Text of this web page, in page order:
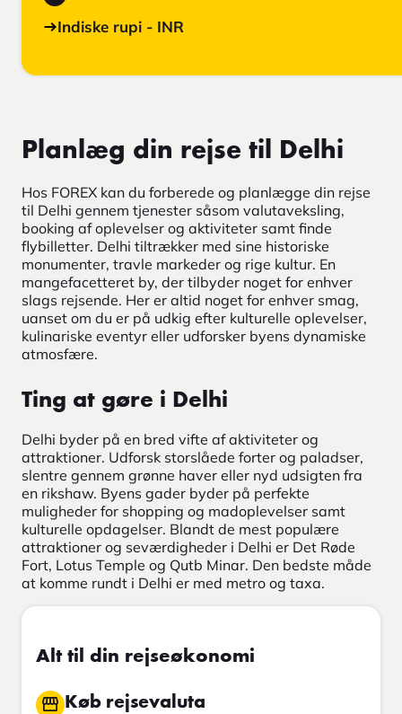
Indiske rupi - INR
Planlæg din rejse til Delhi
Hos FOREX kan du forberede og planlægge din rejse
til Delhi gennem tjenester såsom valutaveksling,
booking af oplevelser og aktiviteter samt finde
flybilletter. Delhi tiltrækker med sine historiske
monumenter, travle markeder og rige kultur. En
mangefacetteret by, der tilbyder noget for enhver
slags rejsende. Her er altid noget for enhver smag,
uanset om du er på udkig efter kulturelle oplevelser,
kulinariske eventyr eller udforsker byens dynamiske
atmosfære.
Ting at gøre i Delhi
Delhi byder på en bred vifte af aktiviteter og
attraktioner. Udforsk storslåede forter og paladser,
slentre gennem grønne haver eller nyd udsigten fra
en rikshaw. Byens gader byder på perfekte
muligheder for shopping og madoplevelser samt
kulturelle opdagelser. Blandt de mest populære
attraktioner og seværdigheder i Delhi er Det Røde
Fort, Lotus Temple og Qutb Minar. Den bedste måde
at komme rundt i Delhi er med metro og taxa.
Alt til din rejseøkonomi
Køb rejsevaluta